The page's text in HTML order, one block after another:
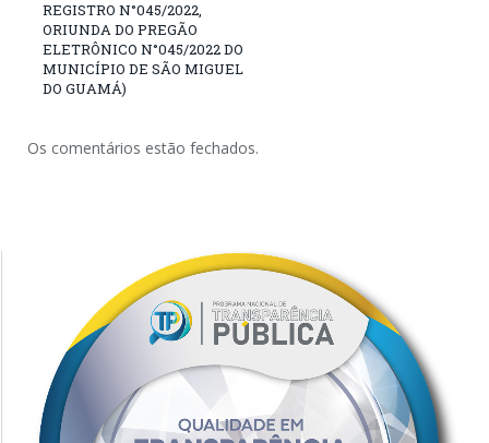
REGISTRO N°045/2022,
ORIUNDA DO PREGÃO
ELETRÔNICO N°045/2022 DO
MUNICÍPIO DE SÃO MIGUEL
DO GUAMÁ)
Os comentários estão fechados.